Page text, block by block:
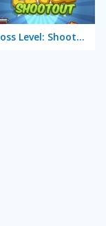
Boss Level: Shootout